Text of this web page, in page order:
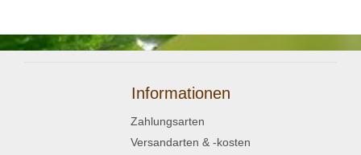
Informationen
Zahlungsarten
Versandarten & -kosten